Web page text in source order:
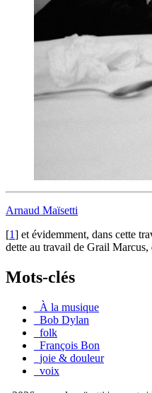
Arnaud Maïsetti
[1] et évidemment, dans cette
dette au travail de Grail Marcus,
Mots-clés
_À la musique
_Bob Dylan
_folk
_François Bon
_joie & douleur
_voix